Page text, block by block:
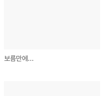
보름만에...